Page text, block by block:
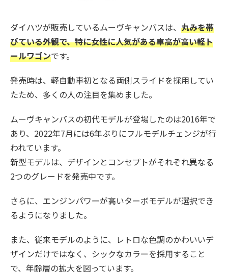
ダイハツが販売しているムーヴキャンバスは、 丸みを帯
びている外観で、特に女性に人気がある車高が高い軽ト
ールワゴンです。
発売時は、軽自動車初となる両側スライドを採用してい
たため、多くの人の注目を集めました。
ムーヴキャンバスの初代モデルが登場したのは2016年で
あり、2022年7月には6年ぶりにフルモデルチェンジが行
われています。
新型モデルは、デザインとコンセプトがそれぞれ異なる
2つのグレードを発売中です。
さらに、エンジンパワーが高いターボモデルが選択でき
るようになりました。
また、従来モデルのように、レトロな色調のかわいいデ
ザインだけではなく、シックなカラーを採用すること
で、年齢層の拡大を図っています。